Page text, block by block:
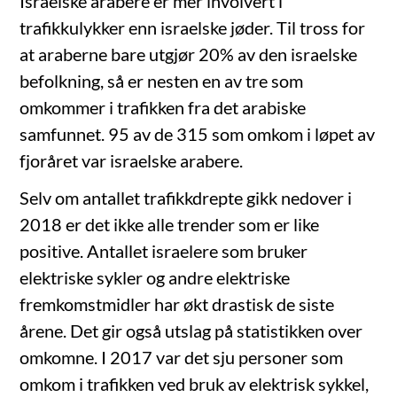
trafikkulykker enn israelske jøder. Til tross for
at araberne bare utgjør 20% av den israelske
befolkning, så er nesten en av tre som
omkommer i trafikken fra det arabiske
samfunnet. 95 av de 315 som omkom i løpet av
fjoråret var israelske arabere.
Selv om antallet trafikkdrepte gikk nedover i
2018 er det ikke alle trender som er like
positive. Antallet israelere som bruker
elektriske sykler og andre elektriske
fremkomstmidler har økt drastisk de siste
årene. Det gir også utslag på statistikken over
omkomne. I 2017 var det sju personer som
omkom i trafikken ved bruk av elektrisk sykkel,